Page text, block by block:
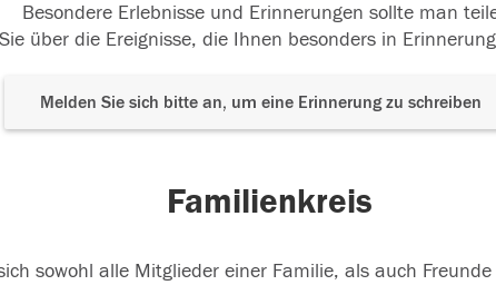
Besondere Erlebnisse und Erinnerungen sollte man
über die Ereignisse, die Ihnen besonders in
Melden Sie sich bitte an, um eine Erinnerung zu schreiben
Familienkreis
sowohl alle Mitglieder einer Familie, als auch